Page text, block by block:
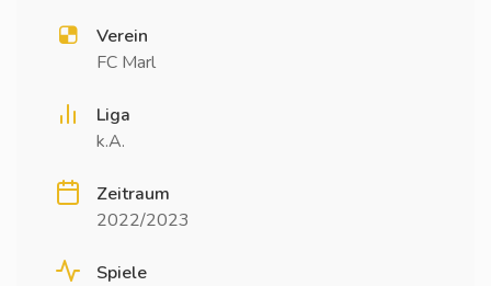
Verein
FC Marl
Liga
k.A.
Zeitraum
2022/2023
Spiele